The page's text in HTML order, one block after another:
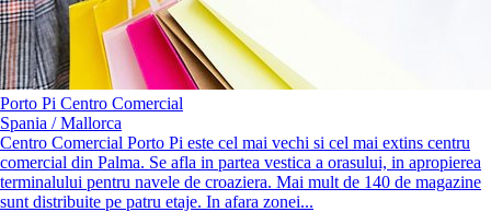
Porto Pi Centro Comercial
Spania / Mallorca
Centro Comercial Porto Pi este cel mai vechi si cel mai extins centru
comercial din Palma. Se afla in partea vestica a orasului, in apropierea
terminalului pentru navele de croaziera. Mai mult de 140 de magazine
sunt distribuite pe patru etaje. In afara zonei...